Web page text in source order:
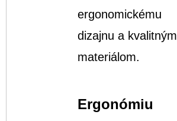
ergonomickému
dizajnu a kvalitným
materiálom.
Ergonómiu